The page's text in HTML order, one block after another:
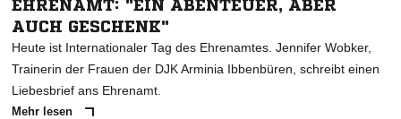
EHRENAMT: "EIN ABENTEUER, ABER
AUCH GESCHENK"
Heute ist Internationaler Tag des Ehrenamtes. Jennifer Wobker,
Trainerin der Frauen der DJK Arminia Ibbenbüren, schreibt einen
Liebesbrief ans Ehrenamt.
Mehr lesen